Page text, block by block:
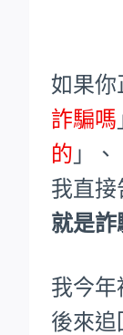
如果你
詐騙嗎
的 」、
我直接
就是詐
我今年
後來追